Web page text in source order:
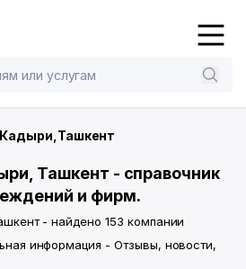
Ташкент - справочник
и фирм.
- найдено 153 компании
информация - Отзывы, новости,